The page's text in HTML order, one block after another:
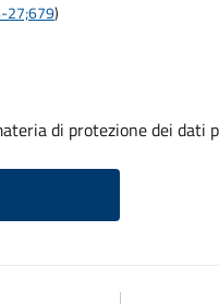
27;679)
di protezione dei dati